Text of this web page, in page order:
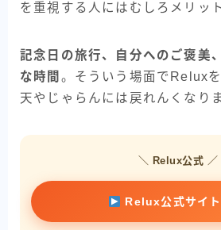
を重視する人にはむしろメリッ
記念日の旅行、自分へのご褒美
な時間 。そういう場面でRelux
天やじゃらんには戻れんくなり
＼ Relux公式 ／
Relux公式サイ